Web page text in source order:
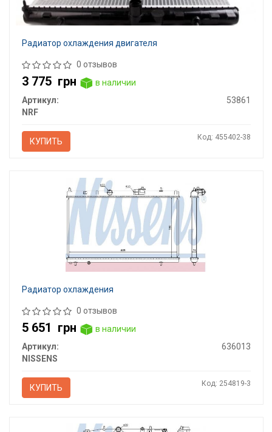
Радиатор охлаждения двигателя
0 отзывов
3 775 грн
в наличии
Артикул:
53861
NRF
КУПИТЬ Код: 455402-38
Радиатор охлаждения
0 отзывов
5 651 грн
в наличии
Артикул:
636013
NISSENS
КУПИТЬ Код: 254819-3